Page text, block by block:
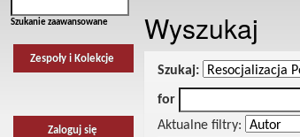
Szukanie zaawansowane
Zespoły i Kolekcje
Zaloguj się
Wyszukaj
Szukaj:
for
Aktualne filtry: